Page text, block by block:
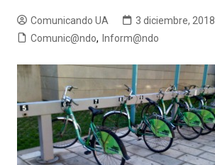
Comunicando UA 3 diciembre, 2018
Comunic@ndo, Inform@ndo